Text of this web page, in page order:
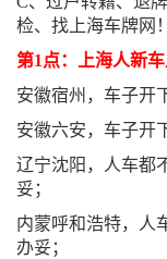
检、找上海车牌网！
第1点：上海人新
安徽宿州，车子开
安徽六安，车子开
辽宁沈阳，人车都
妥；
内蒙呼和浩特，人
办妥；